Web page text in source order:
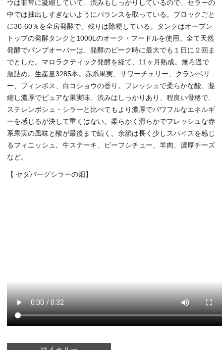
ウは非常に凝縮していて、渋みもしっかりしているので、セラーの
中では抽出しすぎないようにバランスを取っている。ブロックごと
に30-60％を全房発酵で、残りは除梗している。タンクはオープン
トップの発酵タンクと1000Lのオーク・フードルを使用。全て天然
発酵でパンプオーバーは、発酵のピーク時に最大でも１日に２回ま
でとした。マロラクティック発酵を経て、11ヶ月熟成。無ろ過で
瓶詰め。生産量3285本。赤系果実、サワーチェリー、クランベリ
ー、フィンボス、白コショウの香り。フレッシュで柔らかな酸、凝
縮し濃厚でピュアな果実味、渋みはしっかりあり、程良い骨格で、
ステレンボシュ・シラーと比べてもより濃厚でパワフルなエネルギ
ーを感じるが決して重くはない。柔らかく滑らかでフレッシュな赤
系果実の風味と酸が最後まで続く。余韻は長く少しスパイスを感じ
るフィニッシュ。牛ステーキ、ビーフシチュー、羊肉、濃厚チーズ
など。
【 セダバーグシラーの畑】